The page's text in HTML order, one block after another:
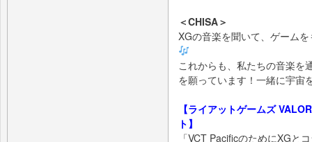
＜CHISA＞
XGの音楽を聞いて、ゲーム
これからも、私たちの音楽を
を願っています！一緒に宇宙
【ライアットゲームズ
ト】
「VCT PacificのためにXGと